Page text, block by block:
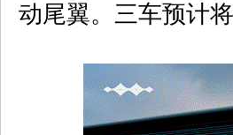
动尾翼。三车预计